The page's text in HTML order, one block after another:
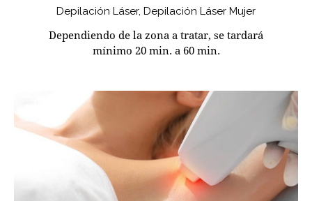
Depilación Láser, Depilación Láser Mujer
Dependiendo de la zona a tratar, se tardará
mínimo 20 min. a 60 min.